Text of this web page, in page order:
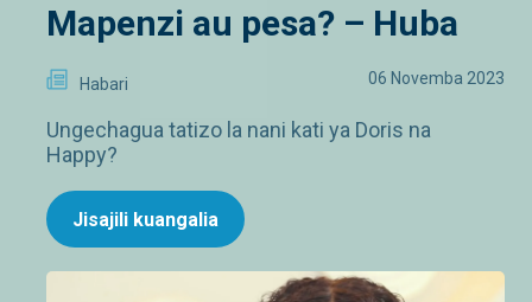
Mapenzi au pesa? – Huba
Habari 06 Novemba 2023
Ungechagua tatizo la nani kati ya Doris na
Happy?
Jisajili kuangalia